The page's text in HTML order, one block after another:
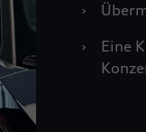
›
›
Eine